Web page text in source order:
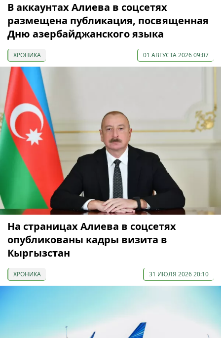
В аккаунтах Алиева в соцсетях
размещена публикация, посвященная
Дню азербайджанского языка
ХРОНИКА 01 АВГУСТА 2026 09:07
На страницах Алиева в соцсетях
опубликованы кадры визита в
Кыргызстан
ХРОНИКА 31 ИЮЛЯ 2026 20:10